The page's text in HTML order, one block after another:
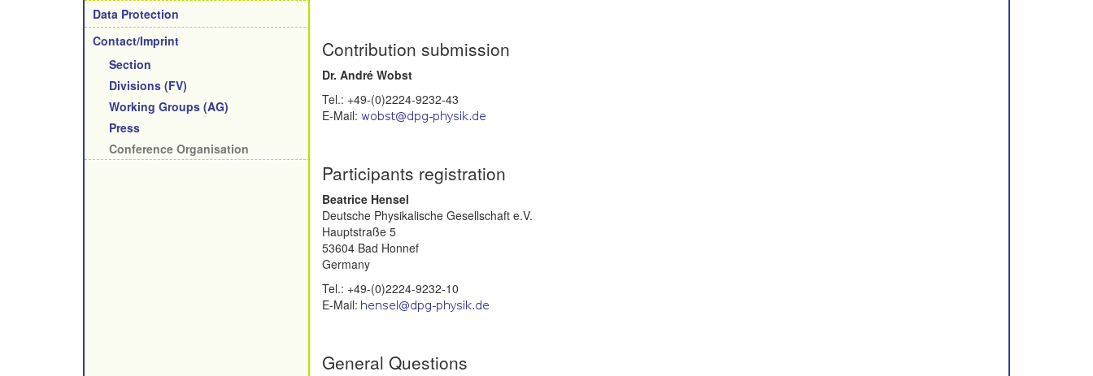
Data Protection
Contact/Imprint
Section
Divisions (FV)
Working Groups (AG)
Press
Conference Organisation
Contribution submission
Dr. André Wobst
Tel.: +49-(0)2224-9232-43
E-Mail:
Participants registration
Beatrice Hensel
Deutsche Physikalische Gesellschaft e.V.
Hauptstraße 5
53604 Bad Honnef
Germany
Tel.: +49-(0)2224-9232-10
E-Mail:
General Questions